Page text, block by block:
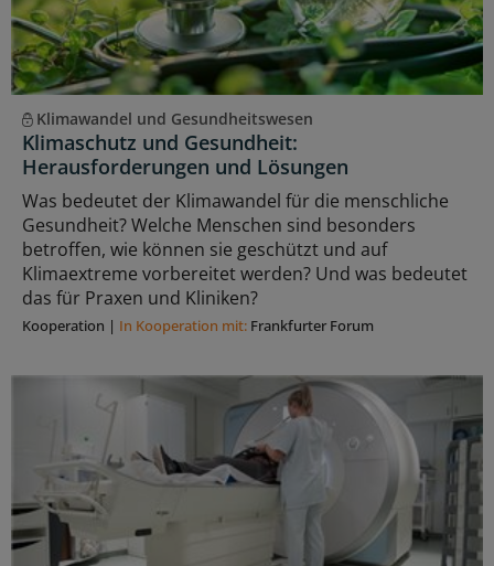
Klimawandel und Gesundheitswesen
Klimaschutz und Gesundheit:
Herausforderungen und Lösungen
Was bedeutet der Klimawandel für die menschliche
Gesundheit? Welche Menschen sind besonders
betroffen, wie können sie geschützt und auf
Klimaextreme vorbereitet werden? Und was bedeutet
das für Praxen und Kliniken?
Kooperation | In Kooperation mit: Frankfurter Forum